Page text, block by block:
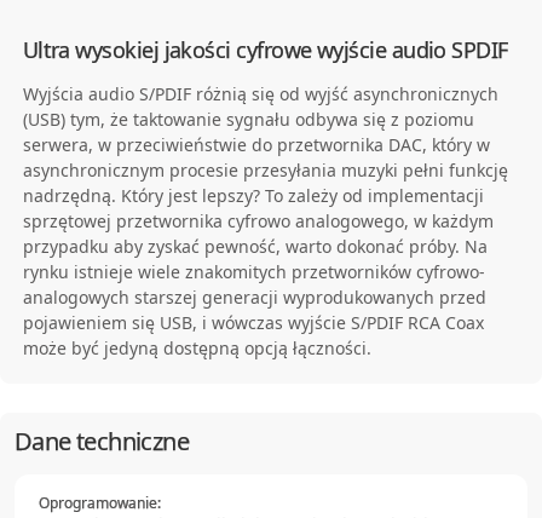
Ultra wysokiej jakości cyfrowe wyjście audio SPDIF
Wyjścia audio S/PDIF różnią się od wyjść asynchronicznych
(USB) tym, że taktowanie sygnału odbywa się z poziomu
serwera, w przeciwieństwie do przetwornika DAC, który w
asynchronicznym procesie przesyłania muzyki pełni funkcję
nadrzędną. Który jest lepszy? To zależy od implementacji
sprzętowej przetwornika cyfrowo analogowego, w każdym
przypadku aby zyskać pewność, warto dokonać próby. Na
rynku istnieje wiele znakomitych przetworników cyfrowo-
analogowych starszej generacji wyprodukowanych przed
pojawieniem się USB, i wówczas wyjście S/PDIF RCA Coax
może być jedyną dostępną opcją łączności.
Dane techniczne
Oprogramowanie: